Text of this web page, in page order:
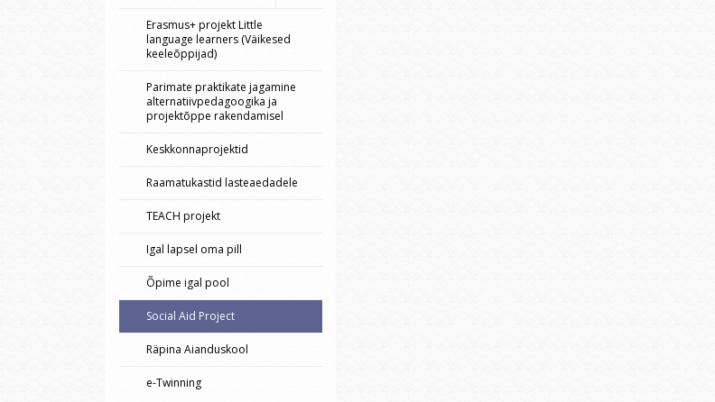
Erasmus+ projekt Little
language learners (Väikesed
keeleõppijad)
Parimate praktikate jagamine
alternatiivpedagoogika ja
projektõppe rakendamisel
Keskkonnaprojektid
Raamatukastid lasteaedadele
TEACH projekt
Igal lapsel oma pill
Õpime igal pool
Social Aid Project
Räpina Aianduskool
e-Twinning